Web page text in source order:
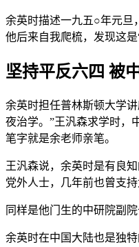
余英时描述一九五○年元旦
他后来自我爬梳，发现这
坚持平反六四 被
余英时担任普林斯顿大学
夜治学。”王汎森求学时，
笔字就是余老师亲笔。
王汎森说，余英时是有良
党外人士，几年前也曾支
同样是他门生的中研院副
余英时在中国大陆也是独